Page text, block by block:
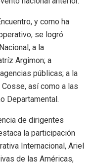
y como ha
se logró
a la
Argimon; a
públicas; a la
así como a las
Departamental.
de dirigentes
la participación
Internacional, Ariel
de las Américas,